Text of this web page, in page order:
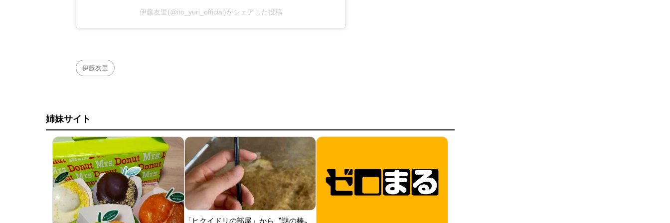
伊藤友里(@ito_yuri_official)がシェアした投稿
伊藤友里
姉妹サイト
「ヒクイドリの部屋」から〝謎の棒〟